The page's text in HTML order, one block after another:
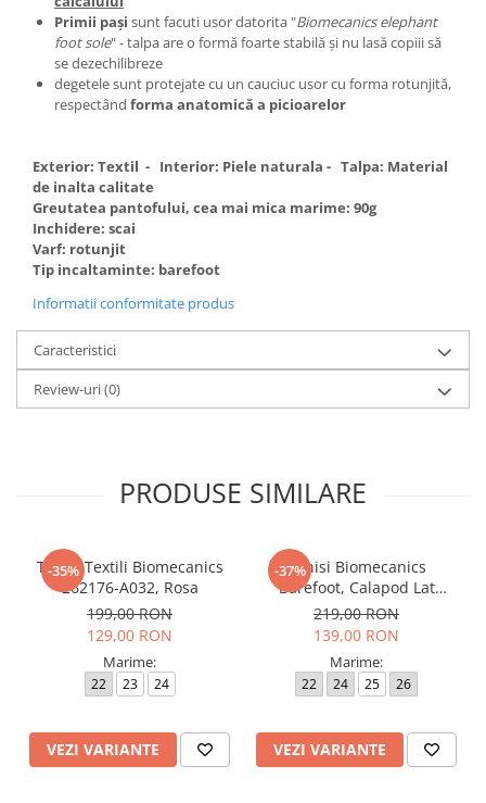
Primii paşi sunt facuti usor datorita "Biomecanics elephant
foot sole" - talpa are o formă foarte stabilă şi nu lasă copiii să
se dezechilibreze
degetele sunt protejate cu un cauciuc usor cu forma rotunjită,
respectând forma anatomică a picioarelor
Exterior: Textil - Interior: Piele naturala - Talpa: Material
de inalta calitate
Greutatea pantofului, cea mai mica marime: 90g
Inchidere: scai
Varf: rotunjit
Tip incaltaminte: barefoot
Informatii conformitate produs
Caracteristici
Review-uri(0)
PRODUSE SIMILARE
-35%
Tenisi Textili Biomecanics
262176-A032, Rosa
199,00 RON
129,00 RON
Marime:
22 23 24
VEZI VARIANTE
-37%
Tenisi Biomecanics
Barefoot, Calapod Lat
262190-E032 Rosa
219,00 RON
139,00 RON
Marime:
22 24 25 26
VEZI VARIANTE